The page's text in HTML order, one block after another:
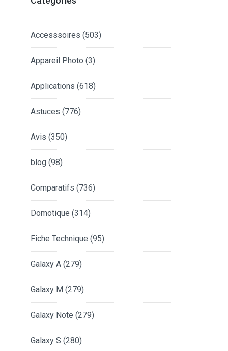
Accesssoires (503)
Appareil Photo (3)
Applications (618)
Astuces (776)
Avis (350)
blog (98)
Comparatifs (736)
Domotique (314)
Fiche Technique (95)
Galaxy A (279)
Galaxy M (279)
Galaxy Note (279)
Galaxy S (280)